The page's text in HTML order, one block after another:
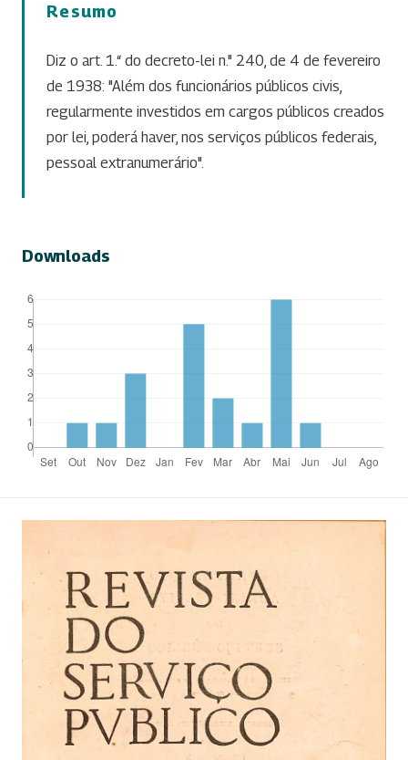
Resumo
Diz o art. 1.“ do decreto-lei n." 240, de 4 de fevereiro
de 1938: "Além dos funcionários públicos civis,
regularmente investidos em cargos públicos creados
por lei, poderá haver, nos serviços públicos federais,
pessoal extranumerário".
Downloads